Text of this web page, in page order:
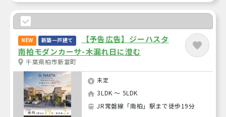
NEW 新築一戸建て
【予告広告】ジーハスタ
南柏モダンカーサ-木漏れ日に澄む
千葉県柏市新富町
未定
3LDK ～ 5LDK
JR常磐線「南柏」駅まで徒歩19分